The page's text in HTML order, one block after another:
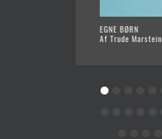
EGNE BØRN
Af Trude Marstein